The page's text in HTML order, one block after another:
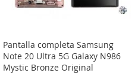
Pantalla completa Samsung
Note 20 Ultra 5G Galaxy N986
Mystic Bronze Original